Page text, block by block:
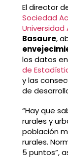
El director
Sociedad
Universidad
Basaure,
los datos
de
y las
de
“Hay que
rurales y
población
rurales.
5 puntos”,